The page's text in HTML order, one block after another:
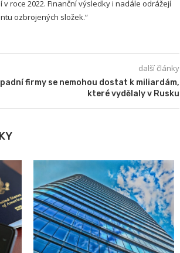
roce 2022. Finanční výsledky i nadále odrážejí
ozbrojených složek.“
další články
firmy se nemohou dostat k miliardám,
které vydělaly v Rusku